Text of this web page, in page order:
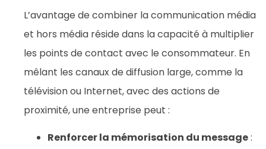
L’avantage de combiner la communication média
et hors média réside dans la capacité à multiplier
les points de contact avec le consommateur. En
mêlant les canaux de diffusion large, comme la
télévision ou Internet, avec des actions de
proximité, une entreprise peut :
Renforcer la mémorisation du message: